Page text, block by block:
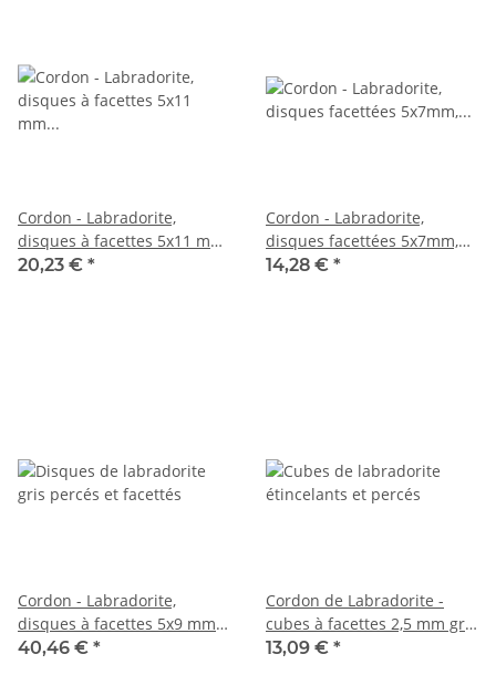
Cordon - Labradorite,
disques à facettes 5x11 mm
gris irisé, longueur 37 cm
20,23 € *
Cordon - Labradorite,
disques facettées 5x7mm,
gris, longueur 37cm /4417
14,28 € *
Cordon - Labradorite,
disques à facettes 5x9 mm
gris irisé, longueur 36,5 cm
40,46 € *
Cordon de Labradorite -
cubes à facettes 2,5 mm gris
chatoyant, 39 cm /3981
13,09 € *